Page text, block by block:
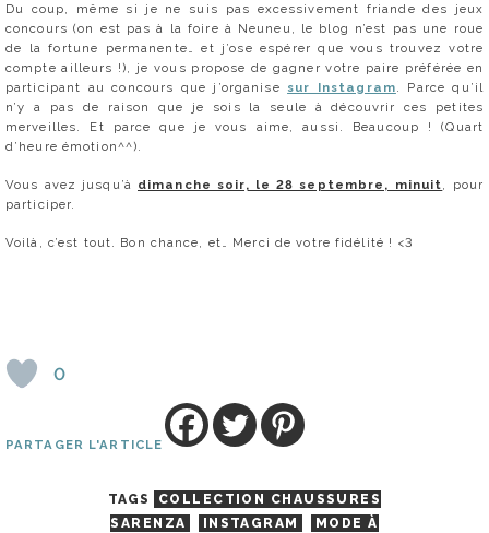
Du coup, même si je ne suis pas excessivement friande des jeux
concours (on est pas à la foire à Neuneu, le blog n’est pas une roue
de la fortune permanente… et j’ose espérer que vous trouvez votre
compte ailleurs !), je vous propose de gagner votre paire préférée en
participant au concours que j’organise sur Instagram. Parce qu’il
n’y a pas de raison que je sois la seule à découvrir ces petites
merveilles. Et parce que je vous aime, aussi. Beaucoup ! (Quart
d’heure émotion^^).
Vous avez jusqu’à dimanche soir, le 28 septembre, minuit, pour
participer.
Voilà, c’est tout. Bon chance, et… Merci de votre fidélité ! <3
0
PARTAGER L'ARTICLE
TAGS
COLLECTION CHAUSSURES
SARENZA
INSTAGRAM
MODE À